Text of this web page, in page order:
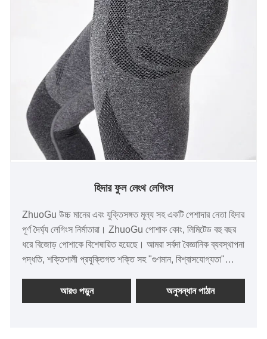
হিদার ফুল লেংথ লেগিংস
ZhuoGu উচ্চ মানের এবং যুক্তিসঙ্গত মূল্য সহ একটি পেশাদার নেতা হিদার
পূর্ণ দৈর্ঘ্য লেগিংস নির্মাতারা। ZhuoGu পোশাক কোং, লিমিটেড বহু বছর
ধরে বিজোড় পোশাকে বিশেষায়িত হয়েছে। আমরা সর্বদা বৈজ্ঞানিক ব্যবস্থাপনা
পদ্ধতি, শক্তিশালী প্রযুক্তিগত শক্তি সহ "গুণমান, বিশ্বাসযোগ্যতা"
ব্যাপক উন্নয়ন, সকল স্তরের বন্ধুদের পরিদর্শন করতে আসাকে স্বাগত
জানাই, নির্দেশিকা এবং ব্যবসায়িক আলোচনা।
আরও পড়ুন অনুসন্ধান পাঠান